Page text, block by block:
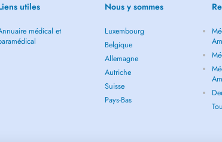
utiles
médical et
Nous y sommes
Luxembourg
Belgique
Allemagne
Autriche
Suisse
Pays-Bas